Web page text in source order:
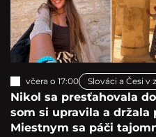
včera o 17:00 Slováci a Česi v
Nikol sa presťahovala
som si upravila a držala
Miestnym sa páči